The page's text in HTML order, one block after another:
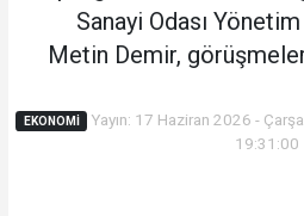
Sanayi Odası
Metin Demir,
EKONOMI
Yayın: 17 Haziran 2026 -
19:31:00